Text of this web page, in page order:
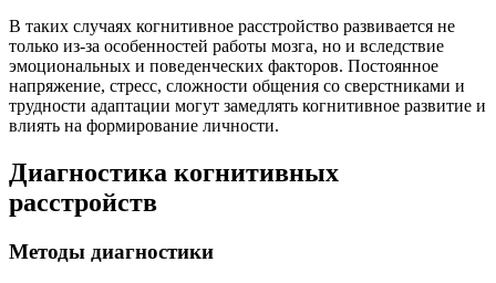
В таких случаях когнитивное расстройство развивается не
только из-за особенностей работы мозга, но и вследствие
эмоциональных и поведенческих факторов. Постоянное
напряжение, стресс, сложности общения со сверстниками и
трудности адаптации могут замедлять когнитивное развитие и
влиять на формирование личности.
Диагностика когнитивных
расстройств
Методы диагностики